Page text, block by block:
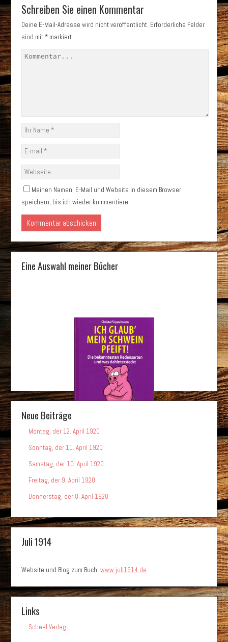
Schreiben Sie einen Kommentar
Deine E-Mail-Adresse wird nicht veröffentlicht. Erforderliche Felder
sind mit * markiert.
Meinen Namen, E-Mail und Website in diesem Browser
speichern, bis ich wieder kommentiere.
Eine Auswahl meiner Bücher
Neue Beiträge
Montag, der 12. April 1920
Sonntag, der 11. April 1920
Samstag, der 10. April 1920
Freitag, der 9. April 1920
Donnerstag, der 8. April 1920
Juli 1914
Website und Blog zum Buch:www.juli1914.de
Links
Scheel Verlag